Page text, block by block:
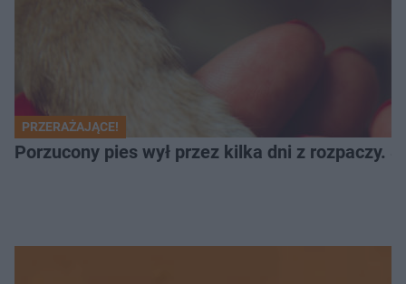
PRZERAŻAJĄCE!
Porzucony pies wył przez kilka dni z rozpaczy.